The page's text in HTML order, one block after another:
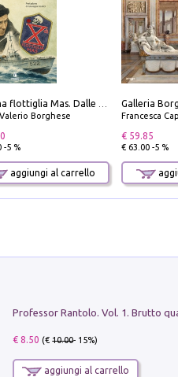
Borghese
-5 %
aggiungi al carrello
Francesca
€ 59.85
€ 63.00 -5 %
€ 8.50 (€10.00- 15%)
aggiungi al carrello